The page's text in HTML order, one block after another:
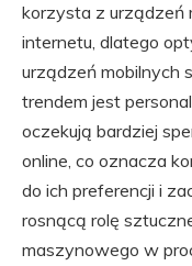
korzysta z urządzeń
internetu, dlatego
urządzeń mobilnych
trendem jest
oczekują bardziej
online, co oznacza
do ich preferencji i
rosnącą rolę
maszynowego w